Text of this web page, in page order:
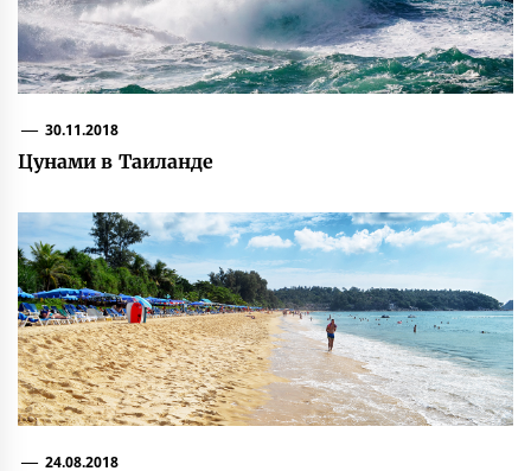
30.11.2018
Цунами в Таиланде
24.08.2018